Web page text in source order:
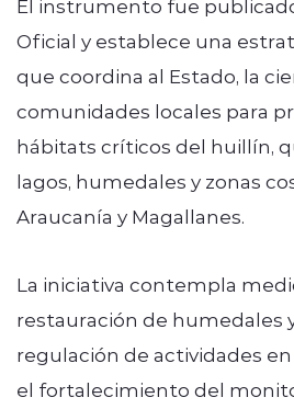
El instrumento fue
Oficial y establece una
que coordina al Estado, la
comunidades locales para
hábitats críticos del huillín,
lagos, humedales y zonas
Araucanía y Magallanes.
La iniciativa contempla
restauración de humedales
regulación de actividades
el fortalecimiento del